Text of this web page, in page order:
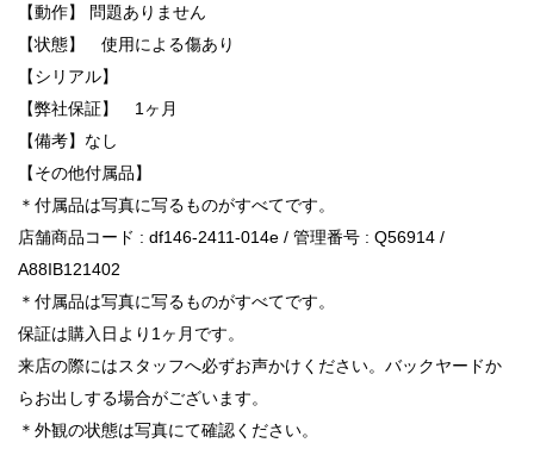
【動作】 問題ありません
【状態】 使用による傷あり
【シリアル】
【弊社保証】 1ヶ月
【備考】なし
【その他付属品】
＊付属品は写真に写るものがすべてです。
店舗商品コード : df146-2411-014e / 管理番号 : Q56914 /
A88IB121402
＊付属品は写真に写るものがすべてです。
保証は購入日より1ヶ月です。
来店の際にはスタッフへ必ずお声かけください。バックヤードか
らお出しする場合がございます。
＊外観の状態は写真にて確認ください。